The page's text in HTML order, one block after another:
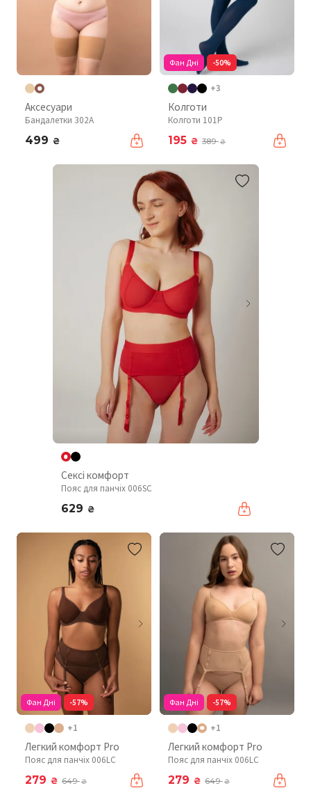
Аксесуари
Бандалетки 302A
499 ₴
Фан Дні -50%
+3
Колготи
Колготи 101P
195 ₴ 389₴
Сексі комфорт
Пояс для панчіх 006SC
629 ₴
Фан Дні -57%
+1
Легкий комфорт Pro
Пояс для панчіх 006LC
279 ₴ 649₴
Фан Дні -57%
+1
Легкий комфорт Pro
Пояс для панчіх 006LC
279 ₴ 649₴